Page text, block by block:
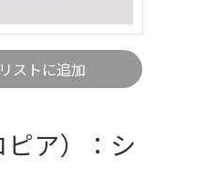
ストに追加
ア）：シ